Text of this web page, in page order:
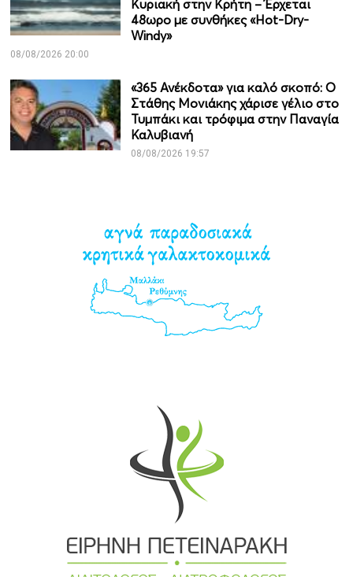
Κυριακή στην Κρήτη – Έρχεται
48ωρο με συνθήκες «Hot-Dry-
Windy»
08/08/2026 20:00
«365 Ανέκδοτα» για καλό σκοπό: Ο
Στάθης Μονιάκης χάρισε γέλιο στο
Τυμπάκι και τρόφιμα στην Παναγία
Καλυβιανή
08/08/2026 19:57